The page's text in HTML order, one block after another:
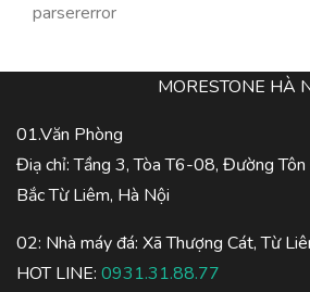
parsererror
MORESTONE HÀ
01.Văn Phòng
Điạ chỉ: Tầng 3, Tòa T6-08, Đường Tôn
Bắc Từ Liêm, Hà Nội
02: Nhà máy đá: Xã Thượng Cát, Từ
HOT LINE: 0931.31.88.77